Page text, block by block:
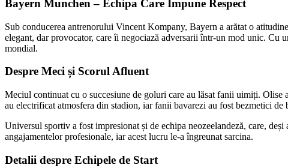
Bayern Munchen – Echipa Care Impune Respect
Sub conducerea antrenorului Vincent Kompany, Bayern a arătat o
elegant, dar provocator, care îi negociază adversarii într-un mod unic. Cu
mondial.
Despre Meci și Scorul Afluent
Meciul continuat cu o succesiune de goluri care au lăsat fanii uimiți. Olise
au electrificat atmosfera din stadion, iar fanii bavarezi au fost bezmetici de
Universul sportiv a fost impresionat și de echipa neozeelandeză, care,
angajamentelor profesionale, iar acest lucru le-a îngreunat sarcina.
Detalii despre Echipele de Start